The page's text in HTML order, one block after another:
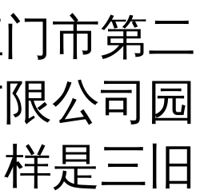
市第二
公司园
是三旧